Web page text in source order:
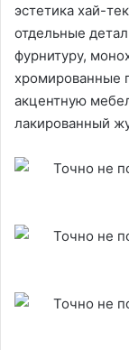
эстетика хай-
отдельные
фурнитуру,
хромированные
акцентную
лакированный